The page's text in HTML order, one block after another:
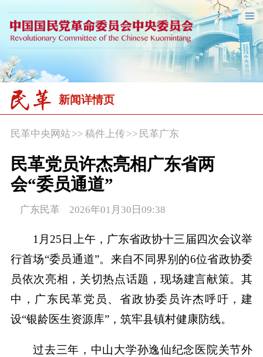
新闻详情页
民革中央网站>> 稿件上传 >> 民革广东
民革党员许杰亮相广东省两
会“委员通道”
广东民革 2026年01月30日09:38
1月25日上午，广东省政协十三届四次会议举
行首场“委员通道”。来自不同界别的6位省政协委
员依次亮相，关切热点话题，现场建言献策。其
中，广东民革党员、省政协委员许杰呼吁，建
设“银龄医生资源库”，筑牢县镇村健康防线。
过去三年，中山大学孙逸仙纪念医院关节外